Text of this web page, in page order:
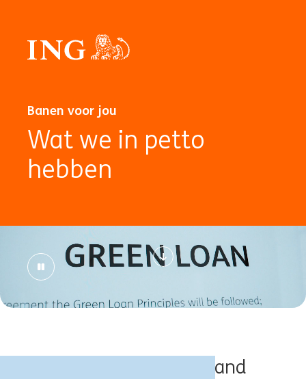
Banen voor jou
Wat we in petto
hebben
Banen in Zuid-Holland